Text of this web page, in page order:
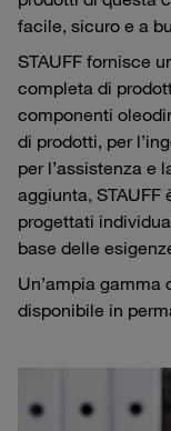
facile, sicuro e a
STAUFF fornisce
completa di
componenti
di prodotti, per
per l’assistenza e
aggiunta,
progettati
base delle
Un’ampia gamma
disponibile in